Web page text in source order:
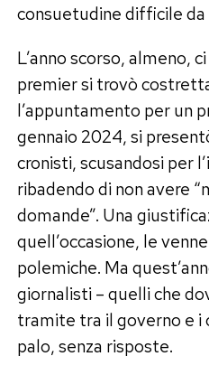
consuetudine difficile da
L’anno scorso, almeno,
premier si trovò
l’appuntamento per un
gennaio 2024, si
cronisti, scusandosi per
ribadendo di non avere
domande”. Una
quell’occasione, le
polemiche. Ma
giornalisti – quelli che
tramite tra il governo e i
palo, senza risposte.